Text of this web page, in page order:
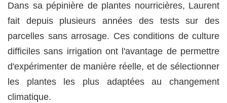
Dans sa pépinière de plantes nourricières, Laurent
fait depuis plusieurs années des tests sur des
parcelles sans arrosage. Ces conditions de culture
difficiles sans irrigation ont l'avantage de permettre
d'expérimenter de manière réelle, et de sélectionner
les plantes les plus adaptées au changement
climatique.